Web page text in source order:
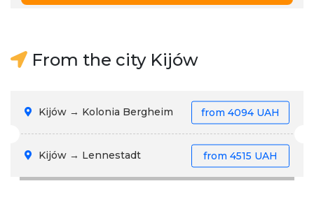
From the city Kijów
Kijów → Kolonia Bergheim from 4094 UAH
Kijów → Lennestadt from 4515 UAH